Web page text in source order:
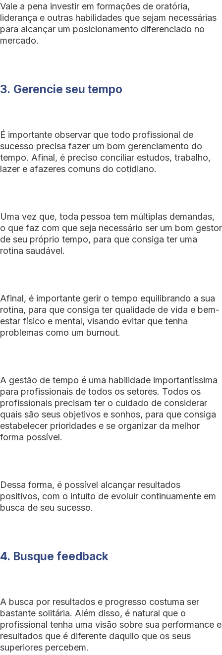
Vale a pena investir em formações de oratória,
liderança e outras habilidades que sejam necessárias
para alcançar um posicionamento diferenciado no
mercado.
3. Gerencie seu tempo
É importante observar que todo profissional de
sucesso precisa fazer um bom gerenciamento do
tempo. Afinal, é preciso conciliar estudos, trabalho,
lazer e afazeres comuns do cotidiano.
Uma vez que, toda pessoa tem múltiplas demandas,
o que faz com que seja necessário ser um bom gestor
de seu próprio tempo, para que consiga ter uma
rotina saudável.
Afinal, é importante gerir o tempo equilibrando a sua
rotina, para que consiga ter qualidade de vida e bem-
estar físico e mental, visando evitar que tenha
problemas como um burnout.
A gestão de tempo é uma habilidade importantíssima
para profissionais de todos os setores. Todos os
profissionais precisam ter o cuidado de considerar
quais são seus objetivos e sonhos, para que consiga
estabelecer prioridades e se organizar da melhor
forma possível.
Dessa forma, é possível alcançar resultados
positivos, com o intuito de evoluir continuamente em
busca de seu sucesso.
4. Busque feedback
A busca por resultados e progresso costuma ser
bastante solitária. Além disso, é natural que o
profissional tenha uma visão sobre sua performance e
resultados que é diferente daquilo que os seus
superiores percebem.